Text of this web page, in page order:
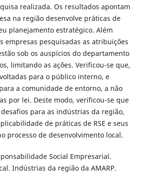
realizada. Os resultados apontam
na região desenvolve práticas de
planejamento estratégico. Além
empresas pesquisadas as atribuições
sob os auspícios do departamento
limitando as ações. Verificou-se que,
para o público interno, e
a comunidade de entorno, a não
por lei. Deste modo, verificou-se que
para as indústrias da região,
de práticas de RSE e seus
processo de desenvolvimento local.
Social Empresarial.
Indústrias da região da AMARP.